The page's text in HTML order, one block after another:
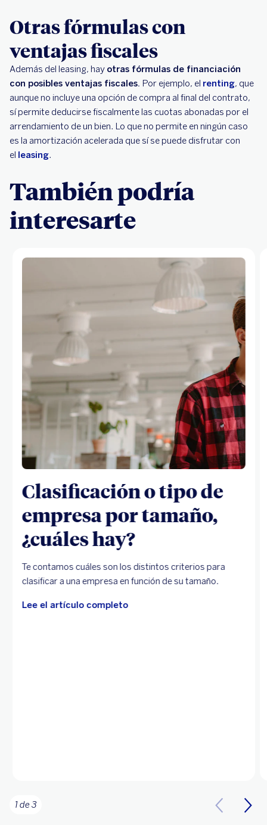
Otras fórmulas con
ventajas fiscales
Además del leasing, hay otras fórmulas de financiación
con posibles ventajas fiscales. Por ejemplo, el renting, que
aunque no incluye una opción de compra al final del contrato,
sí permite deducirse fiscalmente las cuotas abonadas por el
arrendamiento de un bien. Lo que no permite en ningún caso
es la amortización acelerada que sí se puede disfrutar con
el leasing.
También podría
interesarte
Clasificación o tipo de
empresa por tamaño,
¿cuáles hay?
Te contamos cuáles son los distintos criterios para
clasificar a una empresa en función de su tamaño.
Lee el artículo completo
1 de 3